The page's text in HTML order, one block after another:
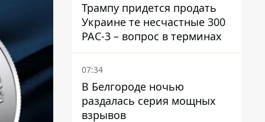
Трампу придется продать
Украине те несчастные 300
PAC-3 – вопрос в терминах
07:34
В Белгороде ночью
раздалась серия мощных
взрывов